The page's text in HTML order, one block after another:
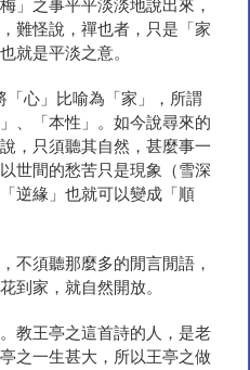
」之事平平淡淡地說出來，
難怪說，禪也者，只是「家
就是平淡之意。
「心」比喻為「家」，所謂
、「本性」。如今說尋來的
，只須聽其自然，甚麼事一
世間的愁苦只是現象（雪深
逆緣」也就可以變成「順
不須聽那麼多的閒言閒語，
到家，就自然開放。
教王亭之這首詩的人，是老
之一生甚大，所以王亭之做